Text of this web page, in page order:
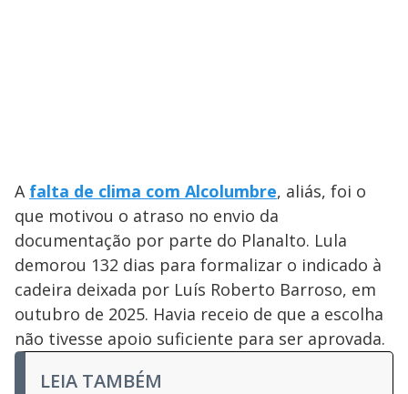
A falta de clima com Alcolumbre, aliás, foi o
que motivou o atraso no envio da
documentação por parte do Planalto. Lula
demorou 132 dias para formalizar o indicado à
cadeira deixada por Luís Roberto Barroso, em
outubro de 2025. Havia receio de que a escolha
não tivesse apoio suficiente para ser aprovada.
LEIA TAMBÉM